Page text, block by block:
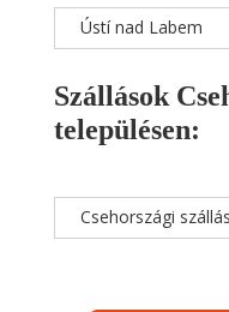
Ústí nad Labem
Szállások
településen:
Csehországi